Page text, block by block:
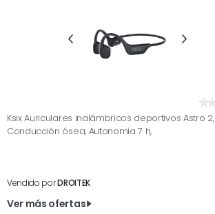
Ksix Auriculares inalámbricos deportivos Astro 2,
Conducción ósea, Autonomía 7 h,
Vendido porDROITEK
Ver más ofertas